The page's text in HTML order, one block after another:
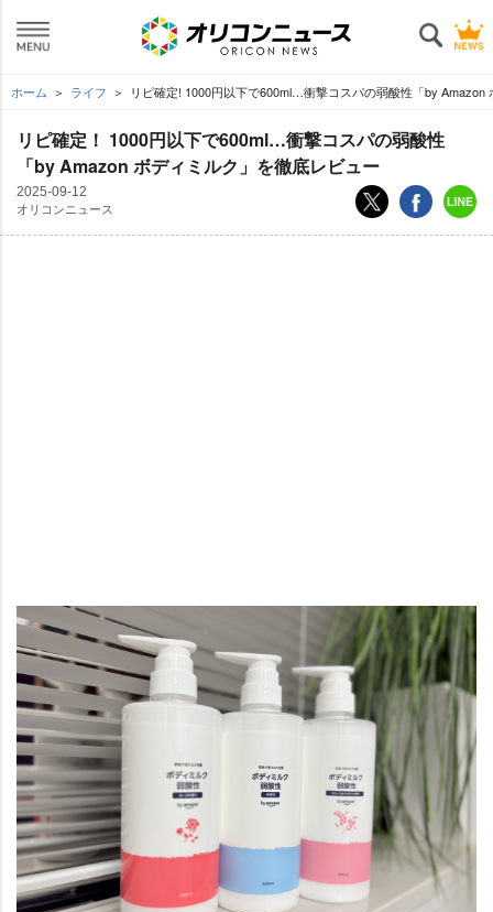
ホーム ライフ リピ確定! 1000円以下で600ml…衝撃コスパの弱酸性「by Amazon
リピ確定！ 1000円以下で600ml…衝撃コスパの弱酸性
「by Amazon ボディミルク」を徹底レビュー
2025-09-12
オリコンニュース